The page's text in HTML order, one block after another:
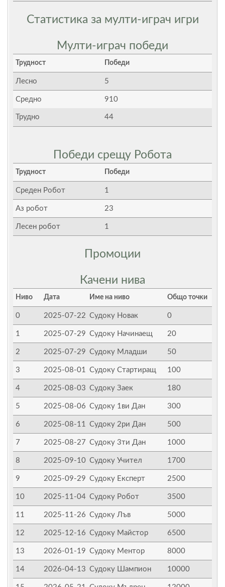
Статистика за мулти-играч игри
Мулти-играч победи
Трудност Победи
Лесно 5
Средно 910
Трудно 44
Победи срещу Робота
Трудност Победи
Среден Робот 1
Аз робот 23
Лесен робот 1
Промоции
Качени нива
Ниво Дата Име на ниво Общо точки
0 2025-07-22 Судоку Новак 0
1 2025-07-29 Судоку Начинаещ 20
2 2025-07-29 Судоку Младши 50
3 2025-08-01 Судоку Стартиращ 100
4 2025-08-03 Судоку Заек 180
5 2025-08-06 Судоку 1ви Дан 300
6 2025-08-11 Судоку 2ри Дан 500
7 2025-08-27 Судоку 3ти Дан 1000
8 2025-09-10 Судоку Учител 1700
9 2025-09-29 Судоку Експерт 2500
10 2025-11-04 Судоку Робот 3500
11 2025-11-26 Судоку Лъв 5000
12 2025-12-16 Судоку Майстор 6500
13 2026-01-19 Судоку Ментор 8000
14 2026-04-13 Судоку Шампион 10000